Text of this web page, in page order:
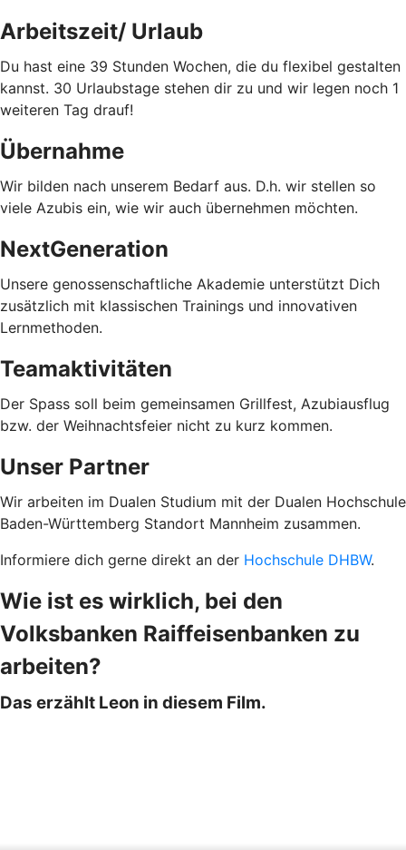
Arbeitszeit/ Urlaub
Du hast eine 39 Stunden Wochen, die du flexibel gestalten
kannst. 30 Urlaubstage stehen dir zu und wir legen noch 1
weiteren Tag drauf!
Übernahme
Wir bilden nach unserem Bedarf aus. D.h. wir stellen so
viele Azubis ein, wie wir auch übernehmen möchten.
NextGeneration
Unsere genossenschaftliche Akademie unterstützt Dich
zusätzlich mit klassischen Trainings und innovativen
Lernmethoden.
Teamaktivitäten
Der Spass soll beim gemeinsamen Grillfest, Azubiausflug
bzw. der Weihnachtsfeier nicht zu kurz kommen.
Unser Partner
Wir arbeiten im Dualen Studium mit der Dualen Hochschule
Baden-Württemberg Standort Mannheim zusammen.
Informiere dich gerne direkt an der Hochschule DHBW.
Wie ist es wirklich, bei den
Volksbanken Raiffeisenbanken zu
arbeiten?
Das erzählt Leon in diesem Film.